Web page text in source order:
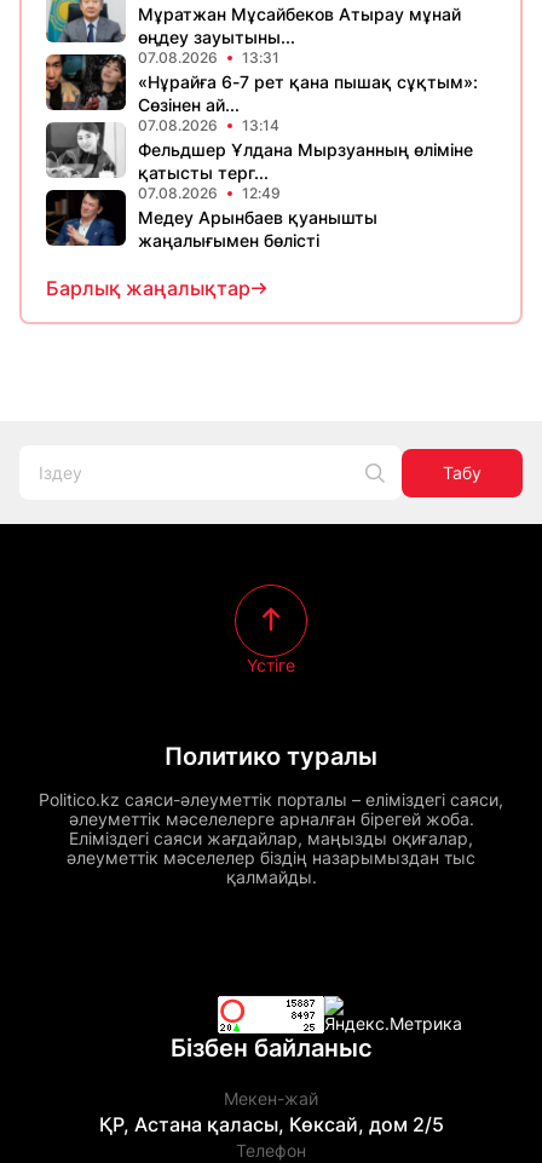
Мұратжан Мұсайбеков Атырау мұнай
өңдеу зауытыны...
07.08.2026 13:31
«Нұрайға 6-7 рет қана пышақ сұқтым»:
Сөзінен ай...
07.08.2026 13:14
Фельдшер Ұлдана Мырзуанның өліміне
қатысты терг...
07.08.2026 12:49
Медеу Арынбаев қуанышты
жаңалығымен бөлісті
Барлық жаңалықтар
Табу
Политико туралы
Politico.kz саяси-әлеуметтік порталы – еліміздегі саяси,
әлеуметтік мәселелерге арналған бірегей жоба.
Еліміздегі саяси жағдайлар, маңызды оқиғалар,
әлеуметтік мәселелер біздің назарымыздан тыс
қалмайды.
Үстіге
Бізбен байланыс
Мекен-жай
ҚР, Астана қаласы, Көксай, дом 2/5
Телефон